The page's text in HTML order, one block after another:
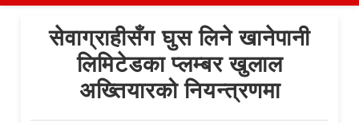
सेवाग्राहीसँग घुस लिने खानेपानी
लिमिटेडका प्लम्बर खुलाल
अख्तियारको नियन्त्रणमा